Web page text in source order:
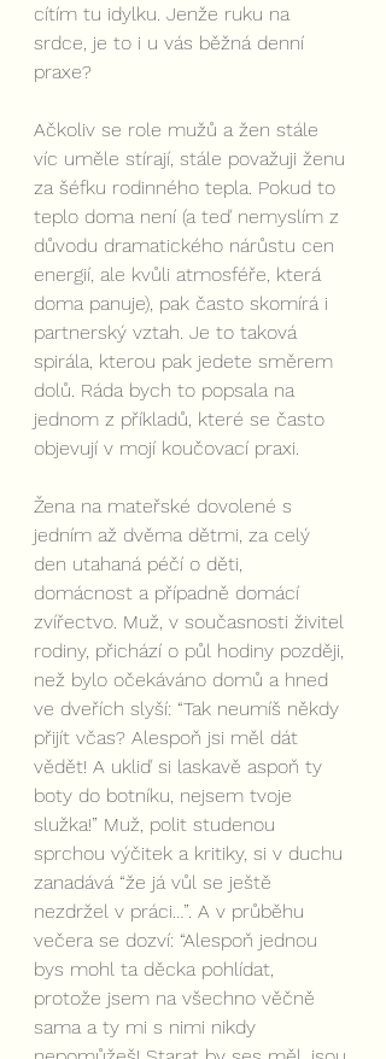
cítím tu idylku. Jenže ruku na
srdce, je to i u vás běžná denní
praxe?
Ačkoliv se role mužů a žen stále
víc uměle stírají, stále považuji ženu
za šéfku rodinného tepla. Pokud to
teplo doma není (a teď nemyslím z
důvodu dramatického nárůstu cen
energií, ale kvůli atmosféře, která
doma panuje), pak často skomírá i
partnerský vztah. Je to taková
spirála, kterou pak jedete směrem
dolů. Ráda bych to popsala na
jednom z příkladů, které se často
objevují v mojí koučovací praxi.
Žena na mateřské dovolené s
jedním až dvěma dětmi, za celý
den utahaná péčí o děti,
domácnost a případně domácí
zvířectvo. Muž, v současnosti živitel
rodiny, přichází o půl hodiny později,
než bylo očekáváno domů a hned
ve dveřích slyší: “Tak neumíš někdy
přijít včas? Alespoň jsi měl dát
vědět! A ukliď si laskavě aspoň ty
boty do botníku, nejsem tvoje
služka!” Muž, polit studenou
sprchou výčitek a kritiky, si v duchu
zanadává “že já vůl se ještě
nezdržel v práci…”. A v průběhu
večera se dozví: “Alespoň jednou
bys mohl ta děcka pohlídat,
protože jsem na všechno věčně
sama a ty mi s nimi nikdy